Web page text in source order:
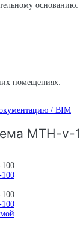
основанию:
помещениях:
/ BIM
MTH-v-